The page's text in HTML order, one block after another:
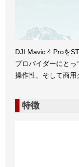
Air65
Air65 Ⅱ
Air75
Air75 Ⅱ
Aquila16
Aquila20
Meteor85
Beta65
Meteor65
Meteor75
Cetus
Pavo
Beta85X
Beta95X
HX100 SE
HX115
TWIG XL
BETAその他グッズ
FPV・ゴーグル・映像
ATOM SE
DJI Mavic 4 Proを
プロバイダーにと
操作性、そして商
特徴